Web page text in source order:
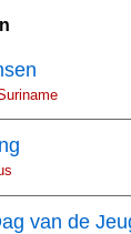
van de